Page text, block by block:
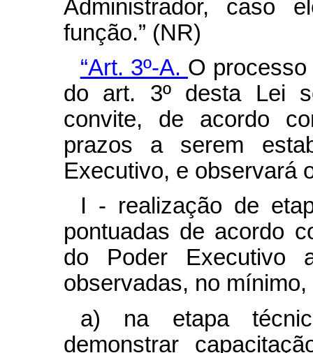
Administrador, caso
função.” (NR)
“Art. 3º-A. O
do art. 3º desta Lei
convite, de acordo
prazos a serem
Executivo, e observará
I - realização de
pontuadas de acordo
do Poder
observadas, no
a) na etapa
demonstrar